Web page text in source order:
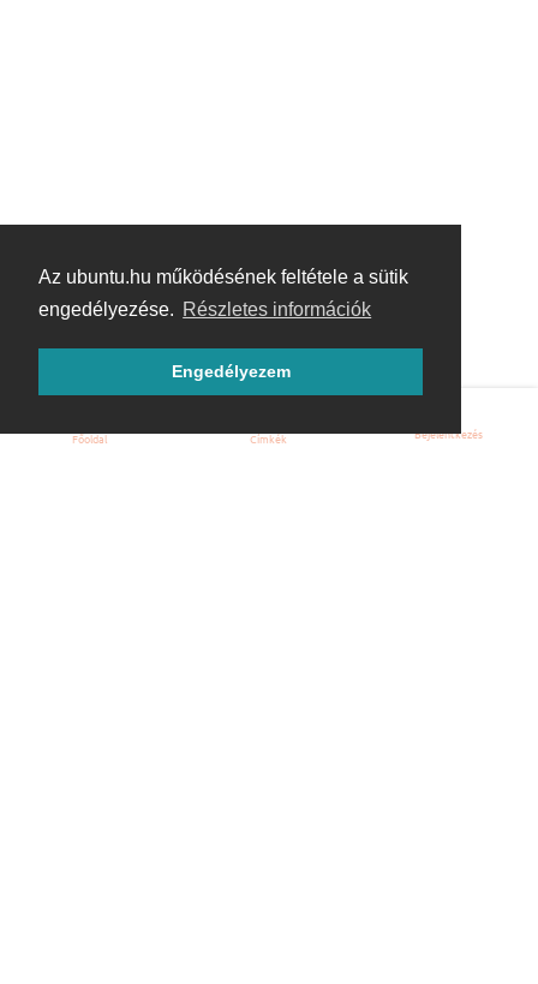
Az ubuntu.hu működésének feltétele a sütik
engedélyezése. Részletes információk
Engedélyezem
Főoldal Címkék Bejelentkezés